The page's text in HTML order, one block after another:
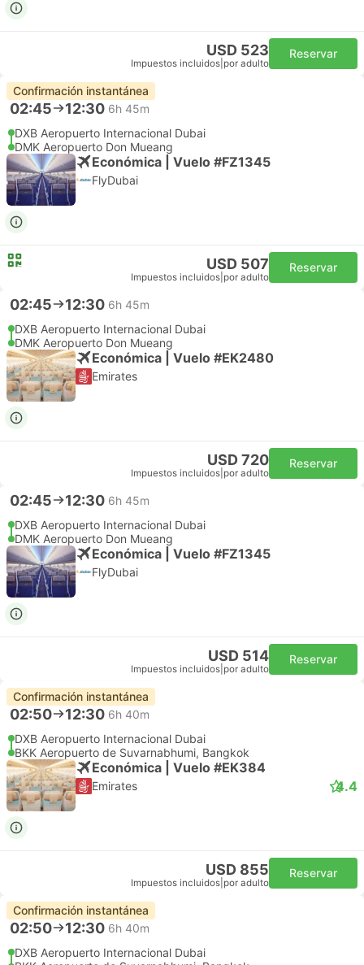
USD 523
Impuestos incluidos por adulto
Reservar
Confirmación instantánea
02:45 12:30 6h 45m
DXB Aeropuerto Internacional Dubai
DMK Aeropuerto Don Mueang
Económica | Vuelo #FZ1345
FlyDubai
USD 507
Impuestos incluidos por adulto
Reservar
02:45 12:30 6h 45m
DXB Aeropuerto Internacional Dubai
DMK Aeropuerto Don Mueang
Económica | Vuelo #EK2480
Emirates
USD 720
Impuestos incluidos por adulto
Reservar
02:45 12:30 6h 45m
DXB Aeropuerto Internacional Dubai
DMK Aeropuerto Don Mueang
Económica | Vuelo #FZ1345
FlyDubai
USD 514
Impuestos incluidos por adulto
Reservar
Confirmación instantánea
02:50 12:30 6h 40m
DXB Aeropuerto Internacional Dubai
BKK Aeropuerto de Suvarnabhumi, Bangkok
Económica | Vuelo #EK384
Emirates 4.4
USD 855
Impuestos incluidos por adulto
Reservar
Confirmación instantánea
02:50 12:30 6h 40m
DXB Aeropuerto Internacional Dubai